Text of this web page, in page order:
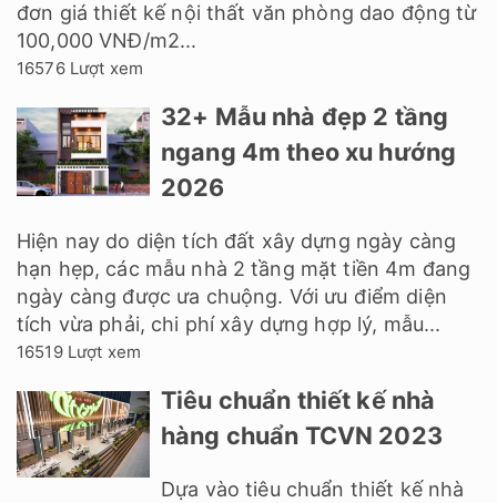
đơn giá thiết kế nội thất văn phòng dao động từ
100,000 VNĐ/m2...
16576 Lượt xem
32+ Mẫu nhà đẹp 2 tầng
ngang 4m theo xu hướng
2026
Hiện nay do diện tích đất xây dựng ngày càng
hạn hẹp, các mẫu nhà 2 tầng mặt tiền 4m đang
ngày càng được ưa chuộng. Với ưu điểm diện
tích vừa phải, chi phí xây dựng hợp lý, mẫu...
16519 Lượt xem
Tiêu chuẩn thiết kế nhà
hàng chuẩn TCVN 2023
Dựa vào tiêu chuẩn thiết kế nhà